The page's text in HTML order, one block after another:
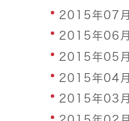
2015年07月
2015年06月
2015年05月
2015年04月
2015年03月